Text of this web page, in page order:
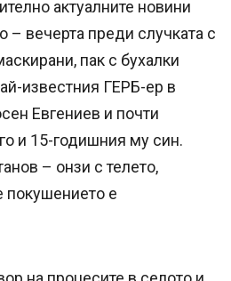
актуалните новини
– вечерта преди случката с
пак с бухалки
известния ГЕРБ-ер в
Евгениев и почти
и 15-годишния му син.
– онзи с телето,
покушението е